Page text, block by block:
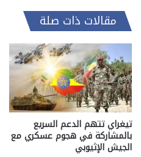
مقالات ذات صلة
تيغراي تتهم الدعم السريع
بالمشاركة في هجوم عسكري مع
الجيش الإثيوبي